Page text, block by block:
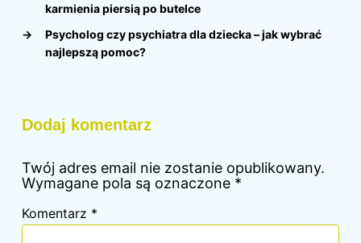
karmienia piersią po butelce
→
Psycholog czy psychiatra dla dziecka – jak wybrać
najlepszą pomoc?
Dodaj komentarz
Twój adres email nie zostanie opublikowany.
Wymagane pola są oznaczone *
Komentarz *